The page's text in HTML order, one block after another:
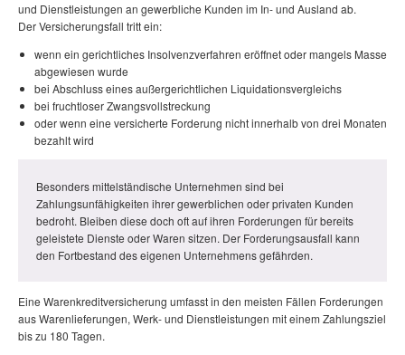
und Dienstleistungen an gewerbliche Kunden im In- und Ausland ab.
Der Versicherungsfall tritt ein:
wenn ein gerichtliches Insolvenzverfahren eröffnet oder mangels Masse
abgewiesen wurde
bei Abschluss eines außergerichtlichen Liquidationsvergleichs
bei fruchtloser Zwangsvollstreckung
oder wenn eine versicherte Forderung nicht innerhalb von drei Monaten
bezahlt wird
Besonders mittelständische Unternehmen sind bei
Zahlungsunfähigkeiten ihrer gewerblichen oder privaten Kunden
bedroht. Bleiben diese doch oft auf ihren Forderungen für bereits
geleistete Dienste oder Waren sitzen. Der Forderungsausfall kann
den Fortbestand des eigenen Unternehmens gefährden.
Eine Warenkreditversicherung umfasst in den meisten Fällen Forderungen
aus Warenlieferungen, Werk- und Dienstleistungen mit einem Zahlungsziel
bis zu 180 Tagen.